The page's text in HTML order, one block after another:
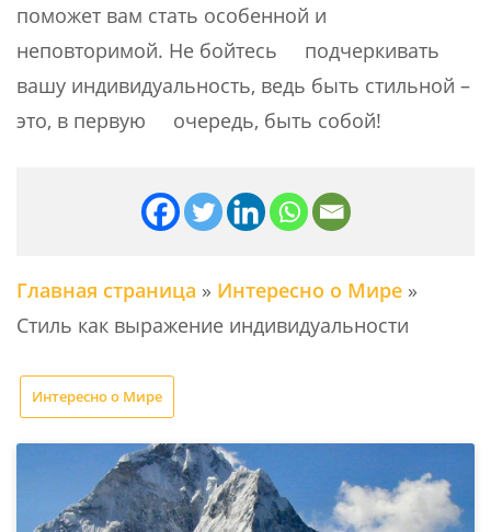
поможет вам стать особенной и
неповторимой. Не бойтесь подчеркивать
вашу индивидуальность, ведь быть стильной –
это, в первую очередь, быть собой!
Главная страница » Интересно о Мире »
Стиль как выражение индивидуальности
Интересно о Мире